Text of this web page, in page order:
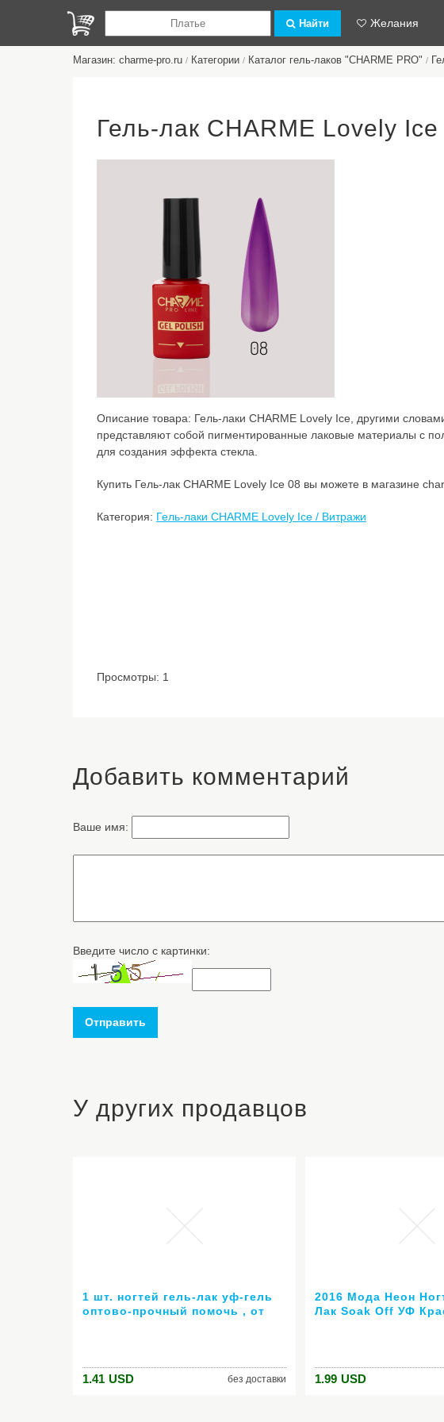
Найти Желания
Магазин: charme-pro.ru / Категории / Каталог гель-лаков "CHARME PRO" /
Гель-лак CHARME Lovely Ice
Описание товара: Гель-лаки CHARME Lovely Ice, другими
представляют собой пигментированные лаковые материалы с
для создания эффекта стекла.
Купить Гель-лак CHARME Lovely Ice 08 вы можете в магазине
Категория: Гель-лаки CHARME Lovely Ice / Витражи
Просмотры: 1
Добавить комментарий
Ваше имя:
Введите число с картинки:
Отправить
У других продавцов
1 шт. ногтей гель-лак уф-гель
оптово-прочный помочь , от
цвет )
1.41 USD без доставки
2016 Мода Неон
Лак Soak Off УФ
1.99 USD